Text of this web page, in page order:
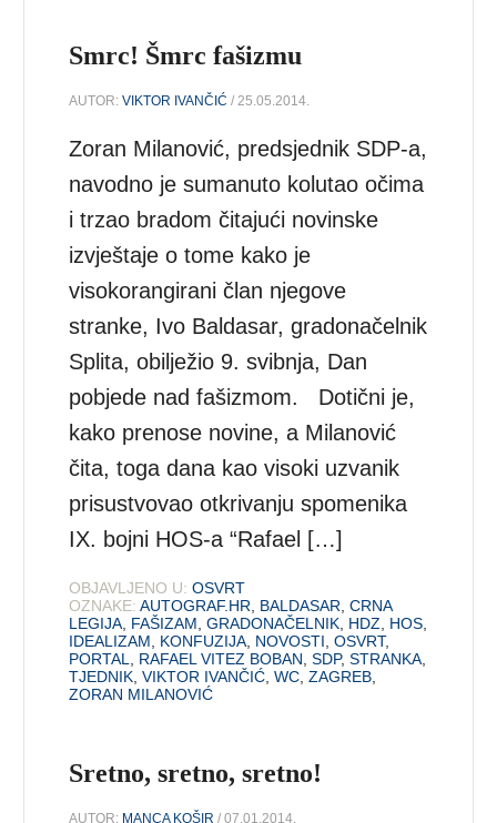
Smrc! Šmrc fašizmu
AUTOR:VIKTOR IVANČIĆ / 25.05.2014.
Zoran Milanović, predsjednik SDP-a,
navodno je sumanuto kolutao očima
i trzao bradom čitajući novinske
izvještaje o tome kako je
visokorangirani član njegove
stranke, Ivo Baldasar, gradonačelnik
Splita, obilježio 9. svibnja, Dan
pobjede nad fašizmom. Dotični je,
kako prenose novine, a Milanović
čita, toga dana kao visoki uzvanik
prisustvovao otkrivanju spomenika
IX. bojni HOS-a “Rafael […]
OBJAVLJENO U: OSVRT
OZNAKE: AUTOGRAF.HR BALDASAR ,CRNA
LEGIJA FAŠIZAM ,GRADONAČELNIK HDZ HOS
IDEALIZAM
KONFUZIJA NOVOSTI ,OSVRT,
PORTAL
RAFAEL VITEZ BOBAN ,SDP,STRANKA
TJEDNIK ,VIKTOR IVANČIĆ ,WC ,ZAGREB
ZORAN MILANOVIĆ
Sretno, sretno, sretno!
AUTOR: MANCA KOŠIR / 07.01.2014.